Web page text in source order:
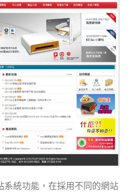
系統功能，在採用不同的網站